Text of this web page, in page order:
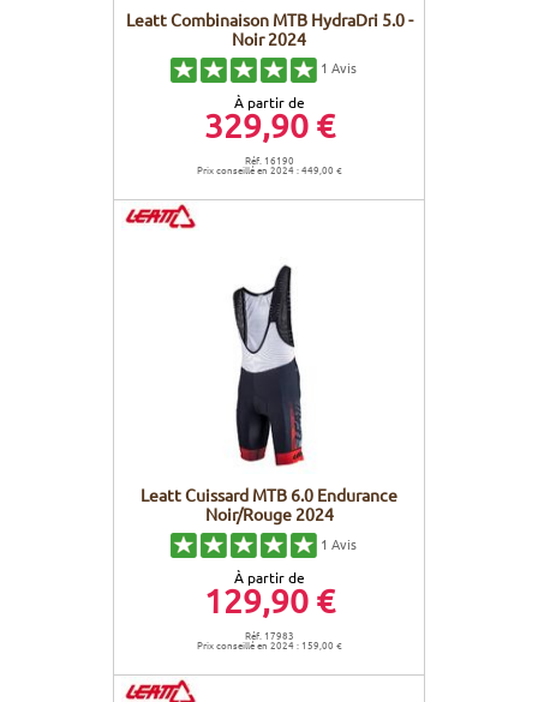
Leatt Combinaison MTB HydraDri 5.0 -
Noir 2024
1 Avis
À partir de
329,90 €
Réf. 16190
Prix conseillé en 2024 : 449,00 €
Leatt Cuissard MTB 6.0 Endurance
Noir/Rouge 2024
1 Avis
À partir de
129,90 €
Réf. 17983
Prix conseillé en 2024 : 159,00 €